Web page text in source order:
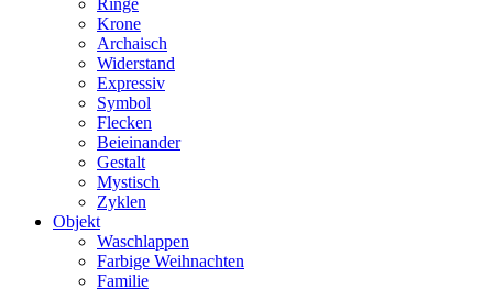
Ringe
Krone
Archaisch
Widerstand
Expressiv
Symbol
Flecken
Beieinander
Gestalt
Mystisch
Zyklen
Objekt
Waschlappen
Farbige Weihnachten
Familie